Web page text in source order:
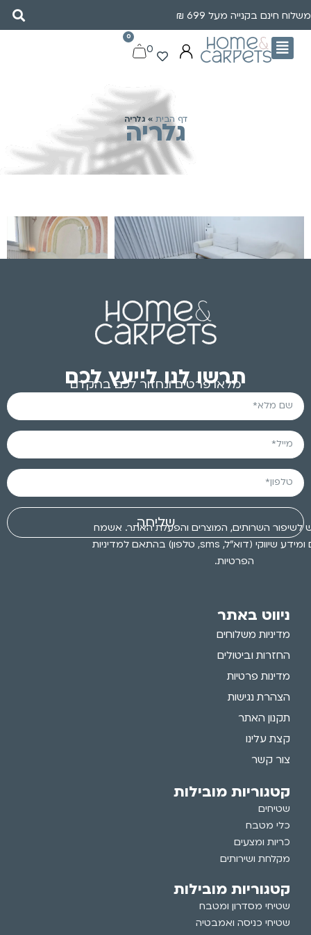
משלוח חינם בקנייה מעל 699 ₪
0
0
דף הבית »גלריה
גלריה
תרשו לנו לייעץ לכם
מלאו פרטים ונחזור לכם בהקדם
לשיפור השרותים, המוצרים והפעלת האתר. אשמח
לקבלת עדכונים ומידע שיווקי (דוא״ל, sms, טלפון) בהתאם למדיניות
הפרטיות.
שליחה
ניווט באתר
מדיניות משלוחים
החזרות וביטולים
מדינות פרטיות
הצהרת נגישות
תקנון האתר
קצת עלינו
צור קשר
קטגוריות מובילות
שטיחים
כלי מטבח
כריות ומצעים
מקלחת ושירותים
קטגוריות מובילות
שטיחי מסדרון ומטבח
שטיחי כניסה ואמבטיה